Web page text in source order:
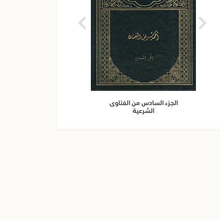
الجزء السادس من الفتاوى
الشرعية